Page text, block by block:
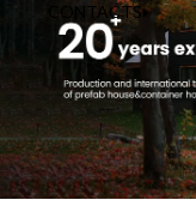
CONTACTS